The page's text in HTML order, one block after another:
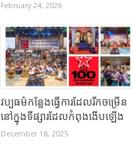
February 24, 2026
វប្បធម៌កន្លែងធ្វើការដែលរីកចម្រើន
នៅក្នុងទីផ្សារដែលកំពុងងើបឡើង
December 18, 2025